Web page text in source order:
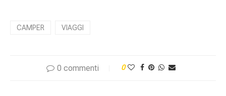
CAMPER VIAGGI
0 commenti 0